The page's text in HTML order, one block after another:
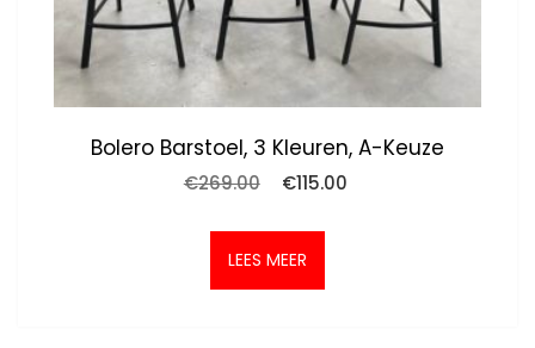
Bolero Barstoel, 3 Kleuren, A-Keuze
€269.00
Oorspronkelijke
was:
€269.00.
€115.00
LEES MEER